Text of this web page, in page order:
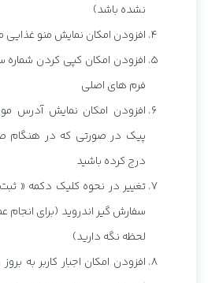
نشده باشد)
افزودن امکان نمایش منو
افزودن امکان کپی کردن شماره
فرم های اصلی
افزودن امکان نمایش آدرس
پیک در صورتی که در هنگام
درج کرده باشید
تغییر در نحوه کلیک دکمه «
سفارش گیر اندروید (برای انجام
لحظه نگه دارید)
افزودن امکان اجبار کاربر به